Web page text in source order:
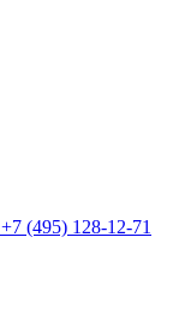
+7 (495) 128-12-71